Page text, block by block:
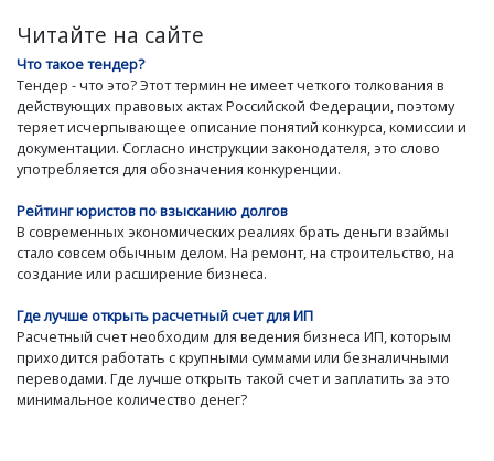
Читайте на сайте
Что такое тендер?
Тендер - что это? Этот термин не имеет четкого толкования в
действующих правовых актах Российской Федерации, поэтому
теряет исчерпывающее описание понятий конкурса, комиссии и
документации. Согласно инструкции законодателя, это слово
употребляется для обозначения конкуренции.
Рейтинг юристов по взысканию долгов
В современных экономических реалиях брать деньги взаймы
стало совсем обычным делом. На ремонт, на строительство, на
создание или расширение бизнеса.
Где лучше открыть расчетный счет для ИП
Расчетный счет необходим для ведения бизнеса ИП, которым
приходится работать с крупными суммами или безналичными
переводами. Где лучше открыть такой счет и заплатить за это
минимальное количество денег?